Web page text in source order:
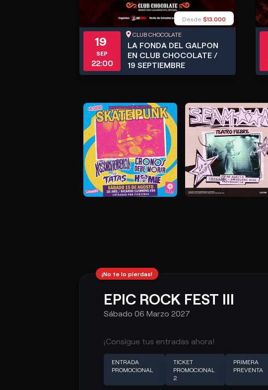
Desde $13.000
19
SEP
22:00
CLUB CHOCOLATE
LA FONDA DEL GALPON
EN CLUB CHOCOLATE /
19 SEPTIEMBRE
¡No te lo pierdas!
EPIC ROCK FEST III
Sábado 06 Marzo 2027
¡Consigue tus entradas ahora!
ENTRADA
PROMOCIONAL
TICKET
PROMOCIONAL
2
PRIMERA
PREVENTA